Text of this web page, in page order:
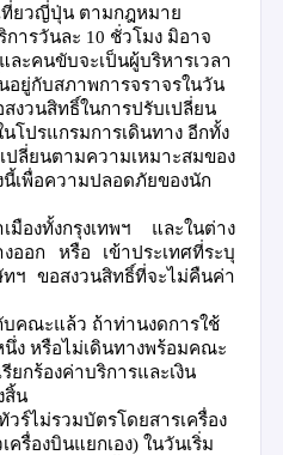
ที่ยวญี่ปุ่น ตามกฎหมาย
การวันละ 10 ชั่วโมง มิอาจ
ละคนขับจะเป็นผู้บริหารเวลา
ยู่กับสภาพการจราจรในวัน
งวนสิทธิ์ในการปรับเปลี่ยน
โปรแกรมการเดินทาง อีกทั้ง
ปลี่ยนตามความเหมาะสมของ
เพื่อความปลอดภัยของนัก
มืองทั้งกรุงเทพฯ และในต่าง
ออก หรือ เข้าประเทศที่ระบุ
ทฯ ขอสงวนสิทธิ์ที่จะไม่คืนค่า
บคณะแล้ว ถ้าท่านงดการใช้
ง หรือไม่เดินทางพร้อมคณะ
ยกร้องค่าบริการและเงิน
สิ้น
ร์ไม่รวมบัตรโดยสารเครื่อง
รื่องบินแยกเอง) ในวันเริ่ม